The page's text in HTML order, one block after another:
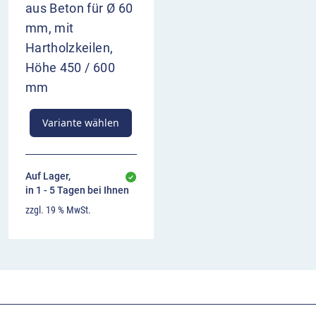
aus Beton für Ø 60
mm, mit
Hartholzkeilen,
Höhe 450 / 600
mm
Variante wählen
Auf Lager,
in 1 - 5 Tagen bei Ihnen
zzgl. 19 % MwSt.